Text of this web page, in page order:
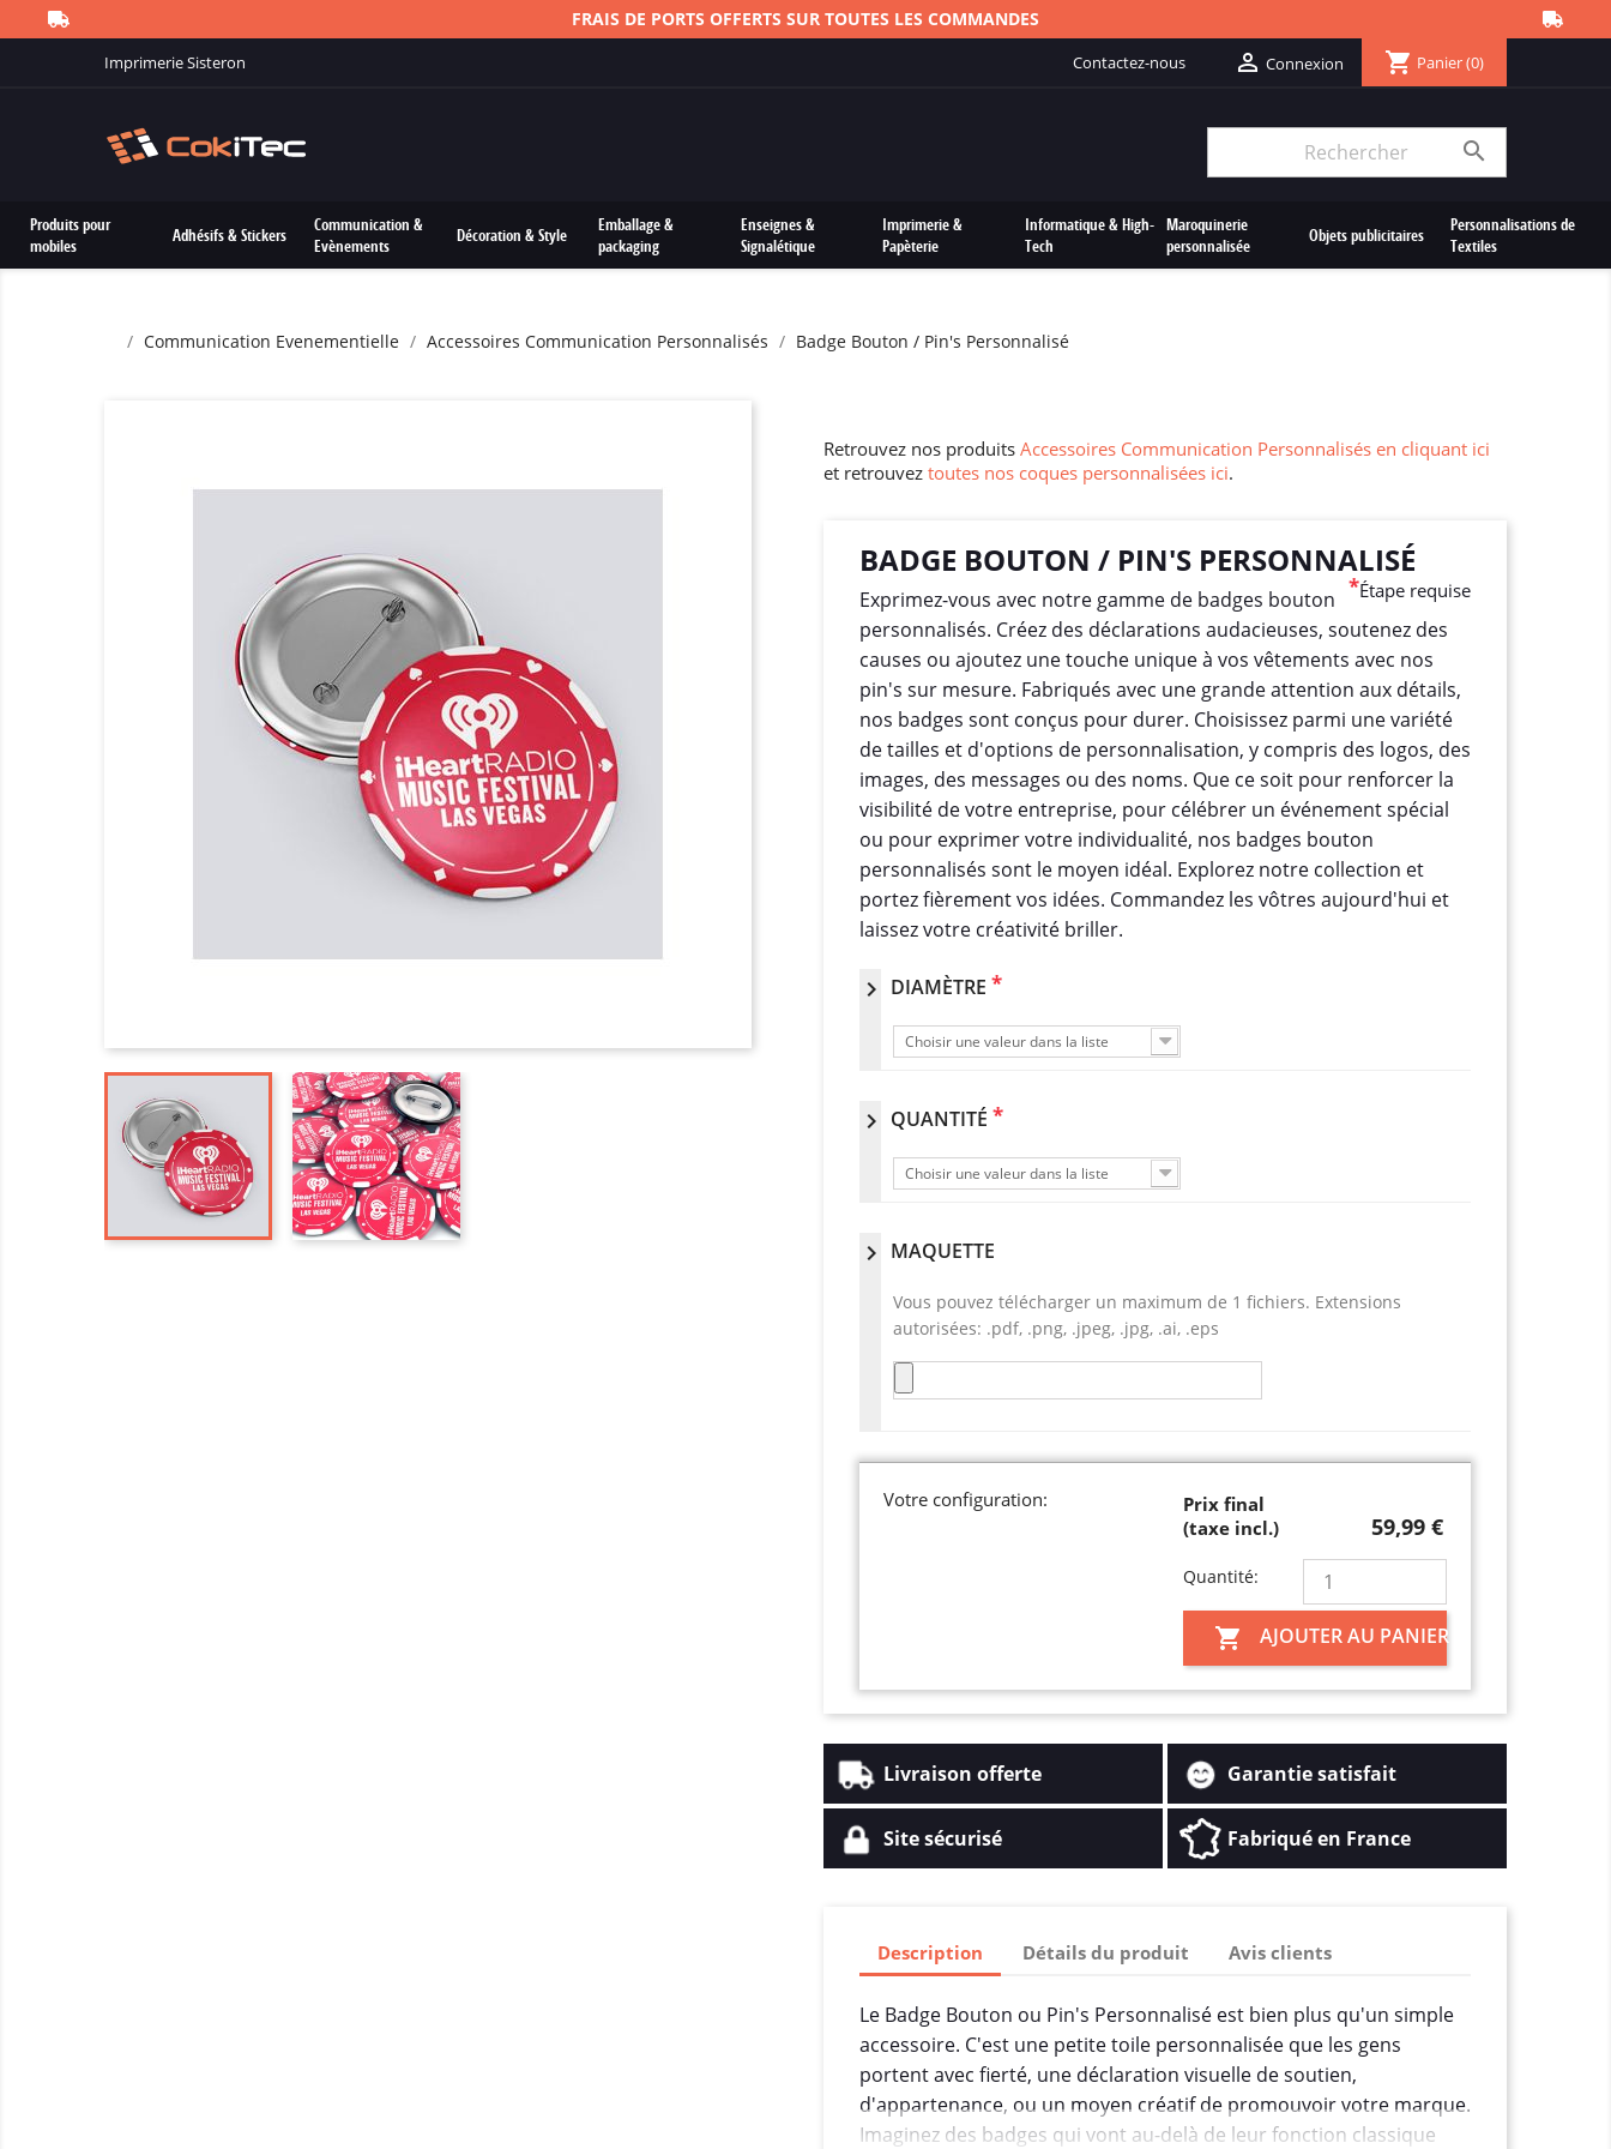
FRAIS DE PORTS OFFERTS SUR TOUTES LES COMMANDES
Imprimerie Sisteron Contactez-nous  Connexion shopping_cart Panier(0)

Produits pour
mobiles
Adhésifs & Stickers
Communication &
Evènements
Décoration & Style
Emballage &
packaging
Enseignes &
Signalétique
Imprimerie &
Papèterie
Informatique & High-
Tech
Maroquinerie
personnalisée
Objets publicitaires
Personnalisations de
Textiles
Communication Evenementielle Accessoires Communication Personnalisés Badge Bouton / Pin's Personnalisé
Retrouvez nos produits Accessoires Communication Personnalisés en cliquant ici
et retrouvez toutes nos coques personnalisées ici.
BADGE BOUTON / PIN'S PERSONNALISÉ
*Étape requise
Exprimez-vous avec notre gamme de badges bouton
personnalisés. Créez des déclarations audacieuses, soutenez des
causes ou ajoutez une touche unique à vos vêtements avec nos
pin's sur mesure. Fabriqués avec une grande attention aux détails,
nos badges sont conçus pour durer. Choisissez parmi une variété
de tailles et d'options de personnalisation, y compris des logos, des
images, des messages ou des noms. Que ce soit pour renforcer la
visibilité de votre entreprise, pour célébrer un événement spécial
ou pour exprimer votre individualité, nos badges bouton
personnalisés sont le moyen idéal. Explorez notre collection et
portez fièrement vos idées. Commandez les vôtres aujourd'hui et
laissez votre créativité briller.
chevron_right DIAMÈTRE *
Choisir une valeur dans la liste
chevron_right QUANTITÉ *
Choisir une valeur dans la liste
chevron_right MAQUETTE
Vous pouvez télécharger un maximum de 1 fichiers. Extensions
autorisées: .pdf, .png, .jpeg, .jpg, .ai, .eps
Votre configuration:
Prix final
(taxe incl.)
59,99 €
Quantité:
 AJOUTER AU PANIER
Livraison offerte Garantie satisfait
Site sécurisé Fabriqué en France
Description Détails du produit Avis clients
Le Badge Bouton ou Pin's Personnalisé est bien plus qu'un simple
accessoire. C'est une petite toile personnalisée que les gens
portent avec fierté, une déclaration visuelle de soutien,
d'appartenance, ou un moyen créatif de promouvoir votre marque.
Imaginez des badges qui vont au-delà de leur fonction classique